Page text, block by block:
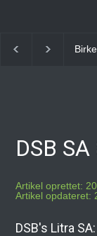
DSB
Artikel oprettet:
Artikel opdateret:
DSB's Litra